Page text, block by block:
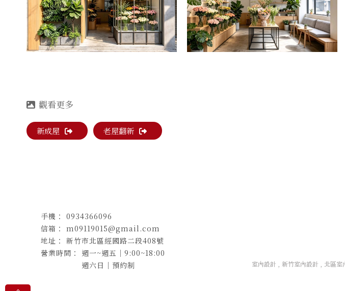
新成屋 老屋翻新
週一~週五｜9:00~18:00
週六日｜預約制
0934366096
m09119015@gmail.com
新竹市北區經國路二段408號
室內設計 新竹室內設計 北區室